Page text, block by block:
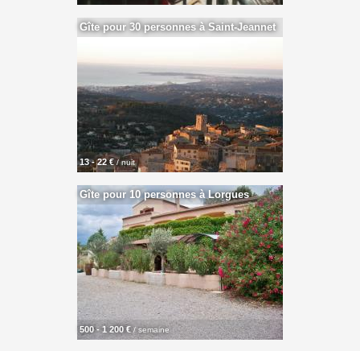
Gîte pour 30 personnes à Saint-Jeannet
13 - 22 €/ nuit
Gîte pour 10 personnes à Lorgues
500 - 1 200 € / semaine